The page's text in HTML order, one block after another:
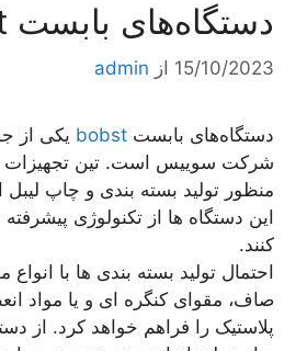
دستگاه‌های بابست bobst
15/10/2023 از admin
دستگاه‌های بابست bobst یکی از
شرکت سوییس است. تین تجهیزات
منظور تولید بسته‌ بندی و چاپ
این دستگاه‌ ها از تکنولوژی
کنند.
احتمال تولید بسته‌ بندی ها با انواع
صاف، مقوای کنگره‌ ای و یا مواد
پلاستیک را فراهم خواهد کرد. از